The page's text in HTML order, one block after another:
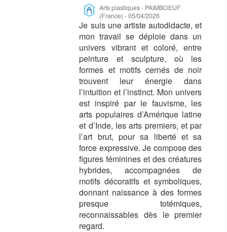
Arts plastiques- PAIMBOEUF
(France) -05/04/2026
Je suis une artiste autodidacte, et
mon travail se déploie dans un
univers vibrant et coloré, entre
peinture et sculpture, où les
formes et motifs cernés de noir
trouvent leur énergie dans
l’intuition et l’instinct. Mon univers
est inspiré par le fauvisme, les
arts populaires d’Amérique latine
et d’Inde, les arts premiers, et par
l’art brut, pour sa liberté et sa
force expressive. Je compose des
figures féminines et des créatures
hybrides, accompagnées de
motifs décoratifs et symboliques,
donnant naissance à des formes
presque totémiques,
reconnaissables dès le premier
regard.